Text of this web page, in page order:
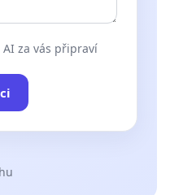
za vás připraví